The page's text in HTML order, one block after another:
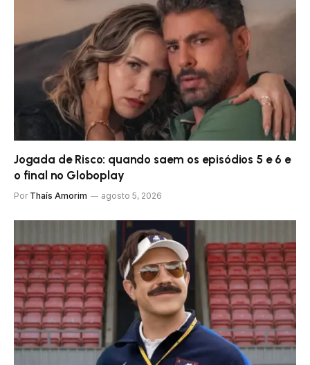
Jogada de Risco: quando saem os episódios 5 e 6 e
o final no Globoplay
Por Thaís Amorim agosto 5, 2026